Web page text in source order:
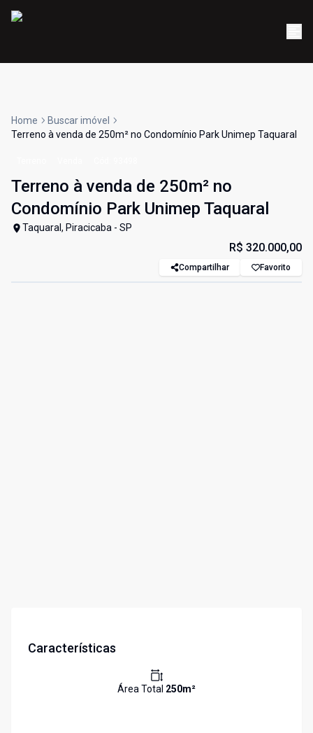
Home
Buscar imóvel
Terreno à venda de 250m² no Condomínio Park Unimep Taquaral
Terreno à venda de 250m² no
Condomínio Park Unimep Taquaral
Taquaral, Piracicaba - SP
R$ 320.000,00
Compartilhar Favorito
Características
Área Total 250m²